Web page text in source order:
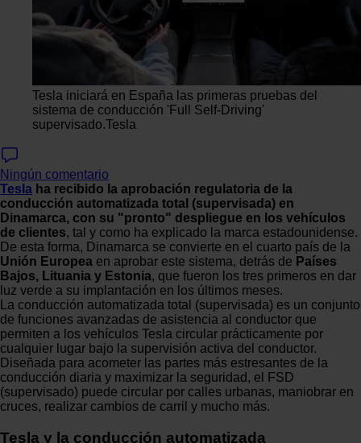
Tesla iniciará en España las primeras pruebas del
sistema de conducción 'Full Self-Driving'
supervisado.Tesla
Ningún comentario
Tesla ha recibido la aprobación regulatoria de la
conducción automatizada total (supervisada) en
Dinamarca, con su "pronto" despliegue en los vehículos
de clientes, tal y como ha explicado la marca estadounidense.
De esta forma, Dinamarca se convierte en el cuarto país de la
Unión Europea en aprobar este sistema, detrás de Países
Bajos, Lituania y Estonia, que fueron los tres primeros en dar
luz verde a su implantación en los últimos meses.
La conducción automatizada total (supervisada) es un conjunto
de funciones avanzadas de asistencia al conductor que
permiten a los vehículos Tesla circular prácticamente por
cualquier lugar bajo la supervisión activa del conductor.
Diseñada para acometer las partes más estresantes de la
conducción diaria y maximizar la seguridad, el FSD
(supervisado) puede circular por calles urbanas, maniobrar en
cruces, realizar cambios de carril y mucho más.
Tesla y la conducción automatizada